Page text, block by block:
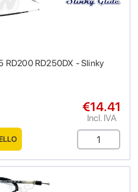
RD200 RD250DX - Slinky
€14.41
Incl. IVA